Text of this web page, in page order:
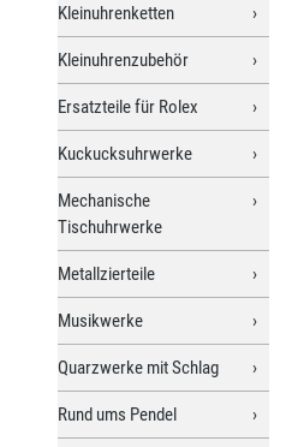
Kleinuhrenketten
Kleinuhrenzubehör
Ersatzteile für Rolex
Kuckucksuhrwerke
Mechanische
Tischuhrwerke
Metallzierteile
Musikwerke
Quarzwerke mit Schlag
Rund ums Pendel